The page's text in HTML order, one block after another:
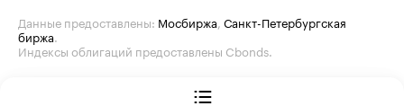
Данные предоставлены: Мосбиржа Санкт-Петербургская
биржа
Индексы облигаций предоставлены Cbonds.